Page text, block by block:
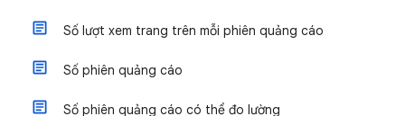
Số lượt xem trang trên mỗi phiên quảng cáo
Số phiên quảng cáo
Số phiên quảng cáo có thể đo lường